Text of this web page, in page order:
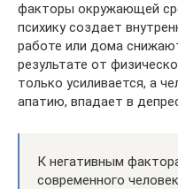
факторы окружающей
психику создает
работе или дома
результате от
только усиливается, а
апатию, впадает в
К негативным
современного